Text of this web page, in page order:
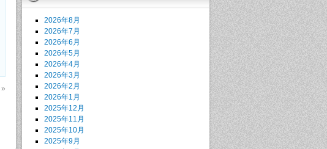
»
2026年8月
2026年7月
2026年6月
2026年5月
2026年4月
2026年3月
2026年2月
2026年1月
2025年12月
2025年11月
2025年10月
2025年9月